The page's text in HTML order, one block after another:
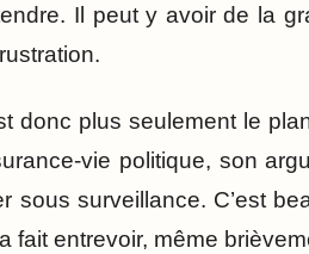
Il peut y avoir de la
donc plus seulement le
vie politique, son
sous surveillance. C’est
fait entrevoir, même